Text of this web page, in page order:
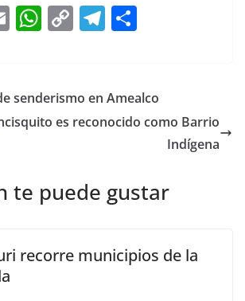
E
l
W
s
A
C
y
Li
T
gr
a
e
senderismo en Amealco
es reconocido como Barrio
Indígena
te puede gustar
recorre municipios de la